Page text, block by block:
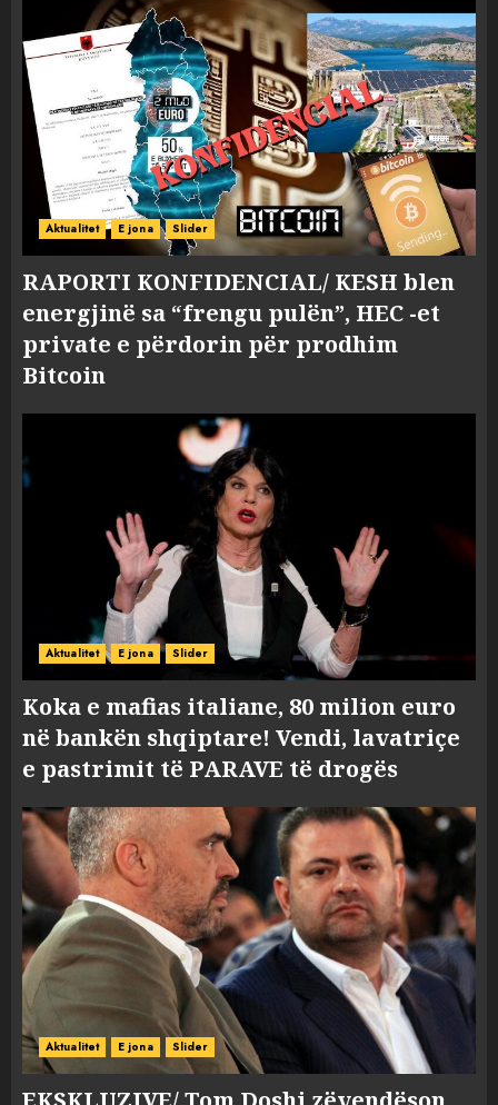
Aktualitet E jona Slider
RAPORTI KONFIDENCIAL/ KESH blen
energjinë sa “frengu pulën”, HEC -et
private e përdorin për prodhim
Bitcoin
Aktualitet E jona Slider
Koka e mafias italiane, 80 milion euro
në bankën shqiptare! Vendi, lavatriçe
e pastrimit të PARAVE të drogës
Aktualitet E jona Slider